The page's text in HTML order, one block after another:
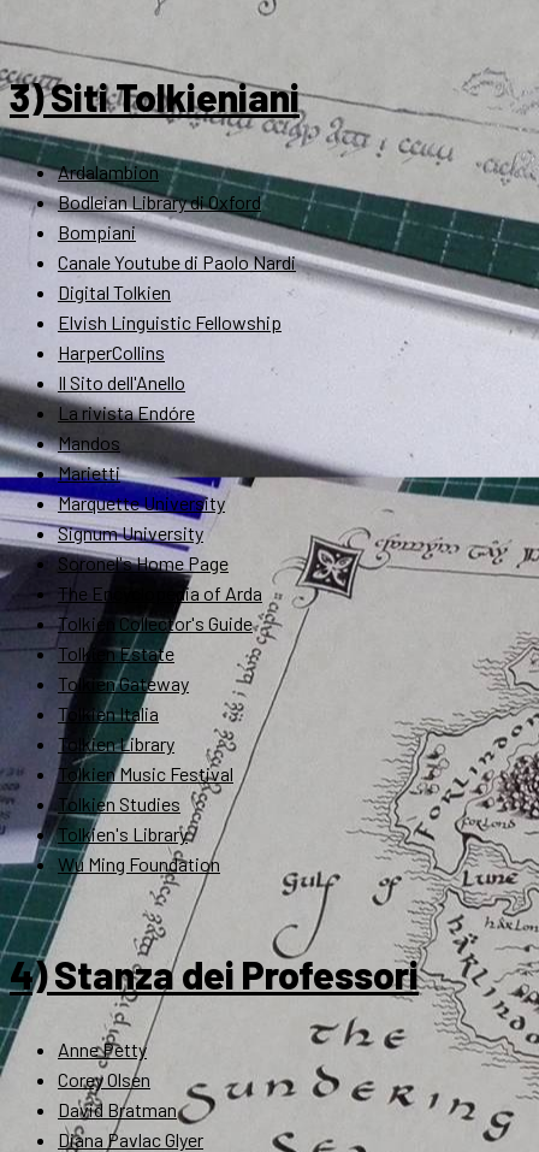
3) Siti Tolkieniani
Ardalambion
Bodleian Library di Oxford
Bompiani
Canale Youtube di Paolo Nardi
Digital Tolkien
Elvish Linguistic Fellowship
HarperCollins
Il Sito dell'Anello
La rivista Endóre
Mandos
Marietti
Marquette University
Signum University
Soronel's Home Page
The Encyclopedia of Arda
Tolkien Collector's Guide
Tolkien Estate
Tolkien Gateway
Tolkien Italia
Tolkien Library
Tolkien Music Festival
Tolkien Studies
Tolkien's Library
Wu Ming Foundation
4) Stanza dei Professori
Anne Petty
Corey Olsen
David Bratman
Diana Pavlac Glyer